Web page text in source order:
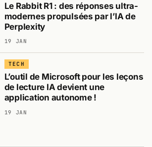
Le Rabbit R1 : des réponses ultra-
modernes propulsées par l’IA de
Perplexity
19 JAN
TECH
L’outil de Microsoft pour les leçons
de lecture IA devient une
application autonome !
19 JAN